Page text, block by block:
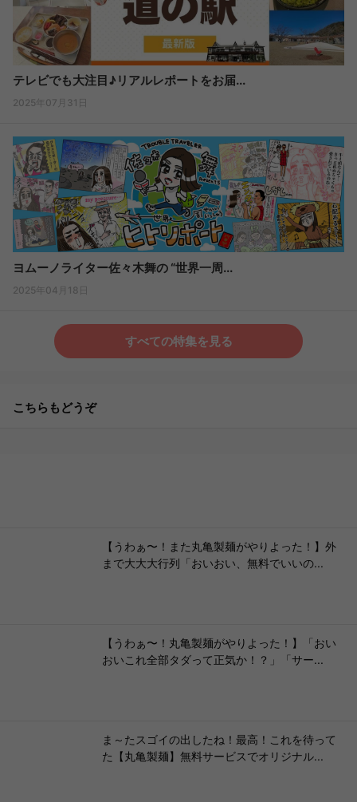
テレビでも大注目♪リアルレポートをお届...
2025年07月31日
ヨムーノライター佐々木舞の “世界一周...
2025年04月18日
すべての特集を見る
こちらもどうぞ
【うわぁ〜！また丸亀製麺がやりよった！】外
まで大大大行列「おいおい、無料でいいの...
【うわぁ〜！丸亀製麺がやりよった！】「おい
おいこれ全部タダって正気か！？」「サー...
ま～たスゴイの出したね！最高！これを待って
た【丸亀製麺】無料サービスでオリジナル...